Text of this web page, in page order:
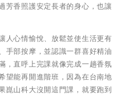
芳香照護安定長者的身心，也讓
人心情愉悅、放鬆並使生活更有
手部按摩，並認識一群喜好精油
，直呼上完課就像完成一趟香氛
望能再開進階班，因為在台南地
崑山科大沒開這門課，就要跑到